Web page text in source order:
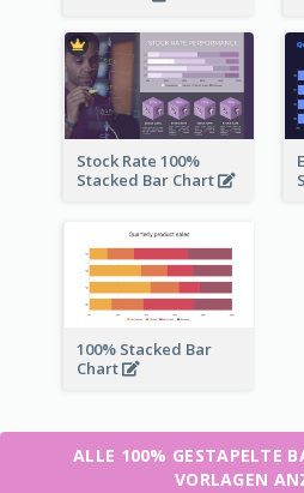
Stock Rate 100%
Stacked Bar Chart
100% Stacked Bar
Chart
ALLE 100% GESTAPELTE
VORLAGEN